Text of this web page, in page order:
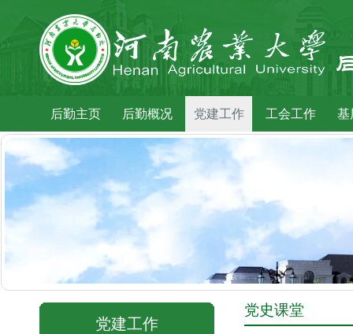
后勤主页 后勤概况 党建工作 工会工作 基
党建工作
党史课堂